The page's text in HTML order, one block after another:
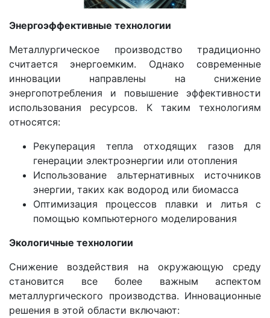
Энергоэффективные технологии
Металлургическое производство традиционно
считается энергоемким. Однако современные
инновации направлены на снижение
энергопотребления и повышение эффективности
использования ресурсов. К таким технологиям
относятся:
Рекуперация тепла отходящих газов для
генерации электроэнергии или отопления
Использование альтернативных источников
энергии, таких как водород или биомасса
Оптимизация процессов плавки и литья с
помощью компьютерного моделирования
Экологичные технологии
Снижение воздействия на окружающую среду
становится все более важным аспектом
металлургического производства. Инновационные
решения в этой области включают: